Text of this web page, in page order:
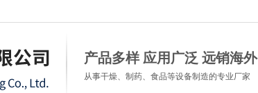
产品多样 应用广泛 远销海外
从事干燥、制药、食品等设备制造的专业厂家